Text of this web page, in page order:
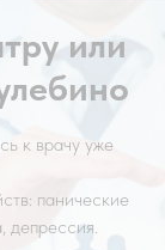
или
к врачу уже
панические
депрессия.